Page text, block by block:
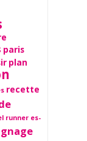
paris
plan
recette
runner es-